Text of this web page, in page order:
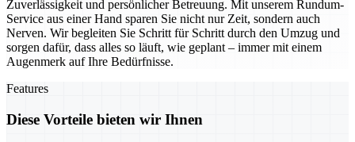
Zuverlässigkeit und persönlicher Betreuung. Mit unserem Rundum-
Service aus einer Hand sparen Sie nicht nur Zeit, sondern auch
Nerven. Wir begleiten Sie Schritt für Schritt durch den Umzug und
sorgen dafür, dass alles so läuft, wie geplant – immer mit einem
Augenmerk auf Ihre Bedürfnisse.
Features
Diese Vorteile bieten wir Ihnen